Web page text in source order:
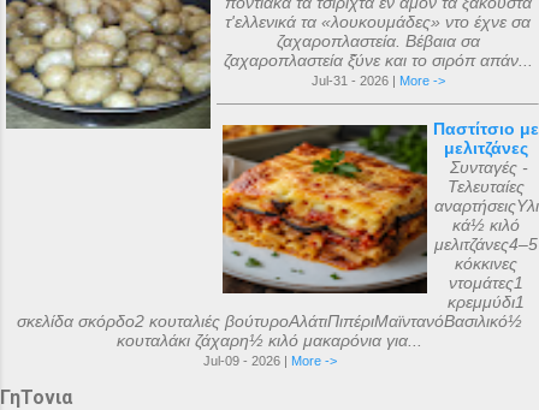
τ'ελλενικά τα «λουκουμάδες» ντο έχνε σα
ζαχαροπλαστεία. Βέβαια σα
ζαχαροπλαστεία ξ̌ύνε και το σιρόπ απάν...
Jul-31 - 2026 | More ->
Παστίτσιο με
μελιτζάνες
Συνταγές -
Τελευταίες
αναρτήσειςΥλι
κά½ κιλό
μελιτζάνες4–5
κόκκινες
ντομάτες1
κρεμμύδι1
σκελίδα σκόρδο2 κουταλιές βούτυροΑλάτιΠιπέριΜαϊντανόΒασιλικό½
κουταλάκι ζάχαρη½ κιλό μακαρόνια για...
Jul-09 - 2026 | More ->
ΓηΤονια